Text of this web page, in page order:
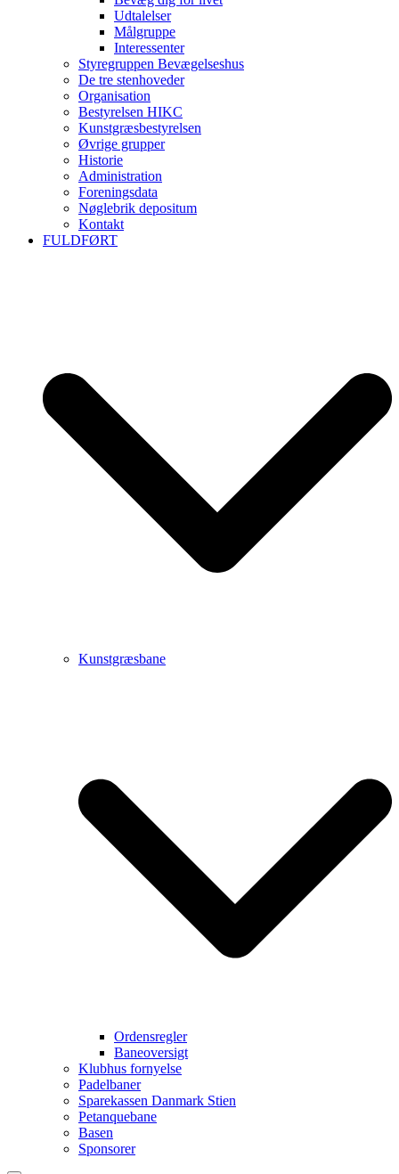
Udtalelser
Målgruppe
Interessenter
Styregruppen Bevægelseshus
De tre stenhoveder
Organisation
Bestyrelsen HIKC
Kunstgræsbestyrelsen
Øvrige grupper
Historie
Administration
Foreningsdata
Nøglebrik depositum
Kontakt
FULDFØRT
Kunstgræsbane
Ordensregler
Baneoversigt
Klubhus fornyelse
Padelbaner
Sparekassen Danmark Stien
Petanquebane
Basen
Sponsorer